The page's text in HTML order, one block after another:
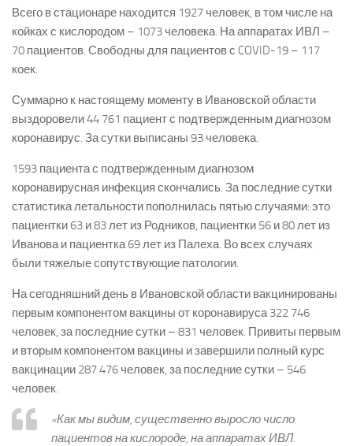
Всего в стационаре находится 1927 человек, в том числе на
койках с кислородом – 1073 человека. На аппаратах ИВЛ –
70 пациентов. Свободны для пациентов с COVID-19 – 117
коек.
Суммарно к настоящему моменту в Ивановской области
выздоровели 44 761 пациент с подтвержденным диагнозом
коронавирус. За сутки выписаны 93 человека.
1593 пациента с подтвержденным диагнозом
коронавирусная инфекция скончались. За последние сутки
статистика летальности пополнилась пятью случаями: это
пациентки 63 и 83 лет из Родников, пациентки 56 и 80 лет из
Иванова и пациентка 69 лет из Палеха. Во всех случаях
были тяжелые сопутствующие патологии.
На сегодняшний день в Ивановской области вакцинированы
первым компонентом вакцины от коронавируса 322 746
человек, за последние сутки – 831 человек. Привиты первым
и вторым компонентом вакцины и завершили полный курс
вакцинации 287 476 человек, за последние сутки – 546
человек.
«Как мы видим, существенно выросло число
пациентов на кислороде, на аппаратах ИВЛ.